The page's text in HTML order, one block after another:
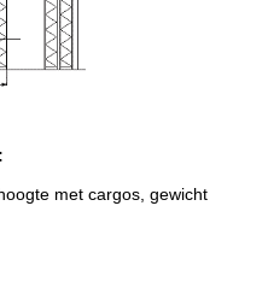
met cargos, gewicht